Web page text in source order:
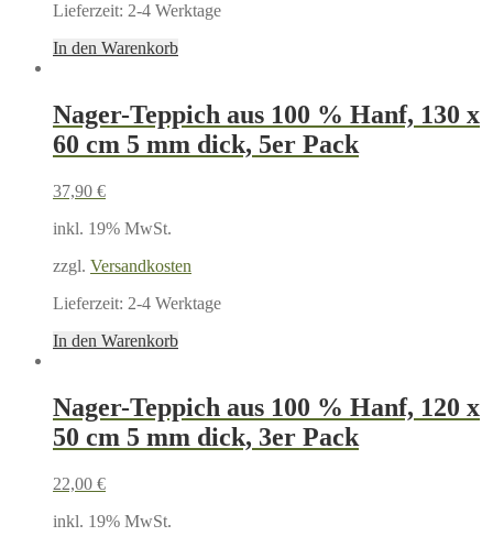
Lieferzeit: 2-4 Werktage
In den Warenkorb
Nager-Teppich aus 100 % Hanf, 130 x
60 cm 5 mm dick, 5er Pack
37,90 €
inkl. 19% MwSt.
zzgl. Versandkosten
Lieferzeit: 2-4 Werktage
In den Warenkorb
Nager-Teppich aus 100 % Hanf, 120 x
50 cm 5 mm dick, 3er Pack
22,00 €
inkl. 19% MwSt.